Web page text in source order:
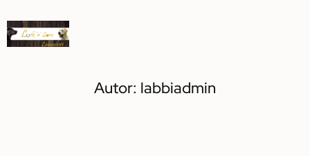
Autor: labbiadmin